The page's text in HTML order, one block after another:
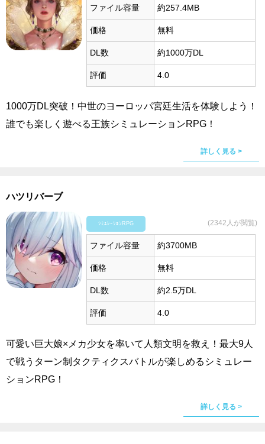
ファイル容量 約257.4MB
価格 無料
DL数 約1000万DL
評価 4.0
1000万DL突破！中世のヨーロッパ宮廷生活を体験しよう！
誰でも楽しく遊べる王族シミュレーションRPG！
詳しく見る >
ハツリバーブ
ｼﾐｭﾚｰｼｮﾝRPG (2342人が閲覧)
ファイル容量 約3700MB
価格 無料
DL数 約2.5万DL
評価 4.0
可愛い巨大娘×メカ少女を率いて人類文明を救え！最大9人
で戦うターン制タクティクスバトルが楽しめるシミュレー
ションRPG！
詳しく見る >